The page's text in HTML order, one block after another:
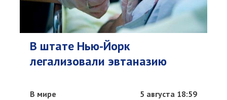
В штате Нью-Йорк
легализовали эвтаназию
В мире 5 августа 18:59